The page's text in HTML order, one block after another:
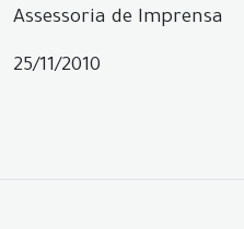
Assessoria de Imprensa
25/11/2010